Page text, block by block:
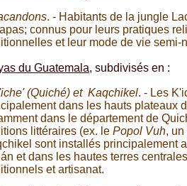
. - Habitants de la jungle
connus pour leurs pratiques
et leur mode de vie semi-
du Guatemala, subdivisés en :
(Quiché) et Kaqchikel. - Les
dans les hauts plateaux
dans le département de
littéraires (ex. le Popol Vuh, un
sont installés principalement
et dans les hautes terres
et artisanat.